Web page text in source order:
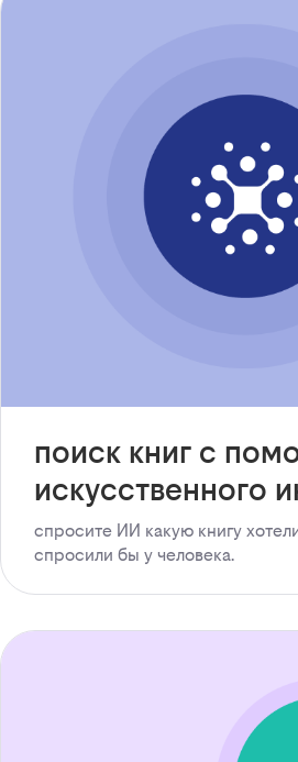
поиск книг с
искусственного
спросите ИИ какую книгу
спросили бы у человека.